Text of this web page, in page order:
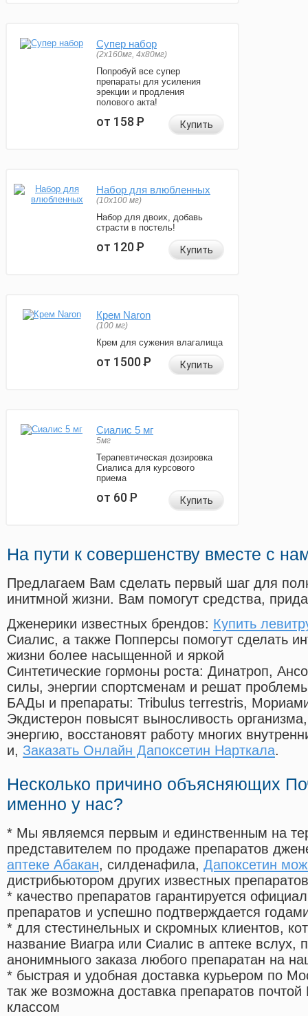
Супер набор
(2х160мг, 4х80мг)
Попробуй все супер
препараты для усиления
эрекции и продления
полового акта!
от 158Р Купить
Набор для влюбленных
(10х100 мг)
Набор для двоих, добавь
страсти в постель!
от 120Р Купить
Крем Naron
(100 мг)
Крем для сужения влагалища
от 1500Р Купить
Сиалис 5 мг
5мг
Терапевтическая дозировка
Сиалиса для курсового
приема
от 60Р Купить
На пути к совершенству вместе с
Предлагаем Вам сделать первый шаг для
инитмной жизни. Вам помогут средства,
Дженерики известных брендов: Купить
Сиалис, а также Попперсы помогут сделать
жизни более насыщенной и яркой
Синтетические гормоны роста: Динатроп,
силы, энергии спортсменам и решат
БАДы и препараты: Tribulus terrestris,
Экдистерон повысят выносливость
энергию, восстановят работу многих
и, Заказать Онлайн Дапоксетин Нарткала.
Несколько причино объясняющих
именно у нас?
* Мы являемся первым и единственным на
представителем по продаже препаратов
аптеке Абакан, силденафила, Дапоксетин
дистрибьютором других известных препаратов
* качество препаратов гарантируется
препаратов и успешно подтверждается
* для стестинельных и скромных клиентов,
название Виагра или Сиалис в аптеке вслух,
анонимныого заказа любого препаратан на
* быстрая и удобная доставка курьером по
так же возможна доставка препаратов
классом